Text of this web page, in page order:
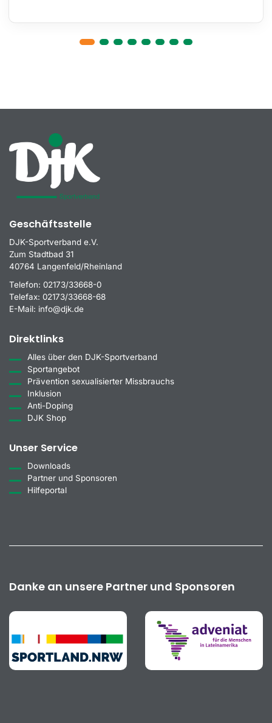
Geschäftsstelle
DJK-Sportverband e.V.
Zum Stadtbad 31
40764 Langenfeld/Rheinland
Telefon: 02173/33668-0
Telefax: 02173/33668-68
E-Mail: info@djk.de
Direktlinks
Alles über den DJK-Sportverband
Sportangebot
Prävention sexualisierter Missbrauchs
Inklusion
Anti-Doping
DJK Shop
Unser Service
Downloads
Partner und Sponsoren
Hilfeportal
Danke an unsere Partner und Sponsoren